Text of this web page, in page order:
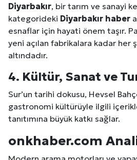
Diyarbakır, bir tarım ve sanayi
kategorideki Diyarbakır haber
esnaflar için hayati önem taşır.
yeni açılan fabrikalara kadar her
altındadır.
4. Kültür, Sanat ve
Sur’un tarihi dokusu, Hevsel
gastronomi kültürüyle ilgili
tanıtımına büyük katkı sağlar.
onkhaber.com